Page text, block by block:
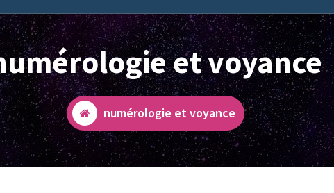
et voyance
numérologie et voyance